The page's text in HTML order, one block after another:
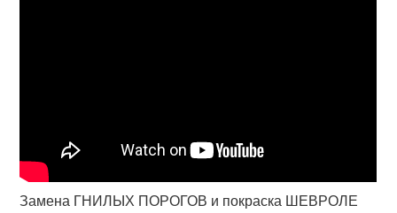
Замена ГНИЛЫХ ПОРОГОВ и покраска ШЕВРОЛЕ